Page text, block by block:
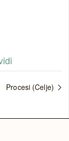
Procesi (Celje)